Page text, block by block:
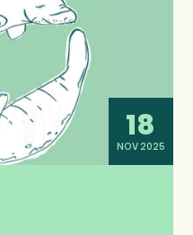
18
NOV 2025